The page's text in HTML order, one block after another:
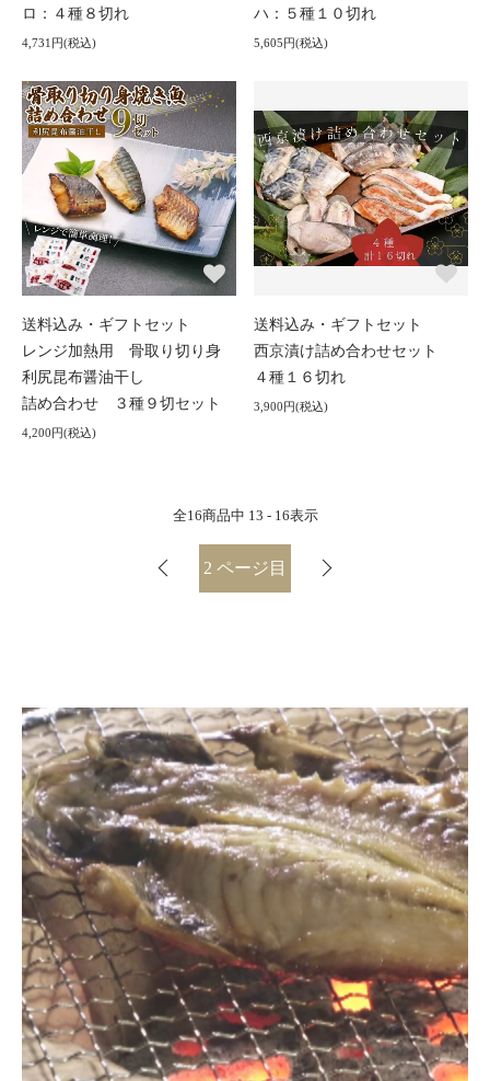
ロ：４種８切れ
4,731円(税込)
ハ：５種１０切れ
5,605円(税込)
送料込み・ギフトセット
レンジ加熱用 骨取り切り身
利尻昆布醤油干し
詰め合わせ ３種９切セット
4,200円(税込)
送料込み・ギフトセット
西京漬け詰め合わせセット
４種１６切れ
3,900円(税込)
全16商品中 13 - 16表示
2 ページ目